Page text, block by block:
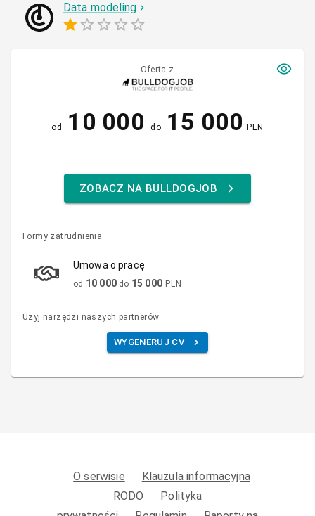
Data modeling
Oferta z
od 10 000 do 15 000 PLN
ZOBACZ NA BULLDOGJOB
Formy zatrudnienia
Umowa o pracę
od 10 000 do 15 000 PLN
Użyj narzędzi naszych partnerów
WYGENERUJ CV
O serwisie
Klauzula informacyjna
RODO
Polityka